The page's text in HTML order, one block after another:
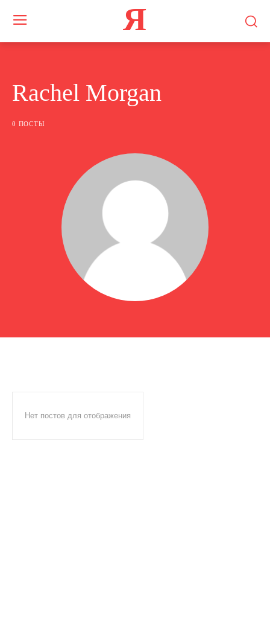
Я
Rachel Morgan
0 ПОСТЫ
Нет постов для отображения